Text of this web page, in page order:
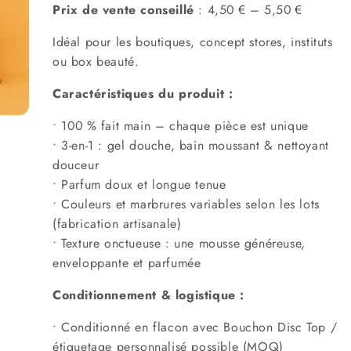
Prix de vente conseillé : 4,50 € – 5,50 €
Idéal pour les boutiques, concept stores, instituts
ou box beauté.
Caractéristiques du produit :
• 100 % fait main – chaque pièce est unique
• 3-en-1 : gel douche, bain moussant & nettoyant
douceur
• Parfum doux et longue tenue
• Couleurs et marbrures variables selon les lots
(fabrication artisanale)
• Texture onctueuse : une mousse généreuse,
enveloppante et parfumée
Conditionnement & logistique :
• Conditionné en flacon avec Bouchon Disc Top /
étiquetage personnalisé possible (MOQ)